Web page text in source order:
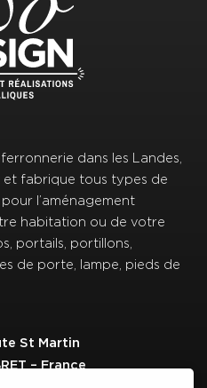
dans les Landes,
et fabrique tous types de
l’aménagement
habitation ou de votre
portails, portillons,
de porte, lampe, pieds de
St Martin
– France